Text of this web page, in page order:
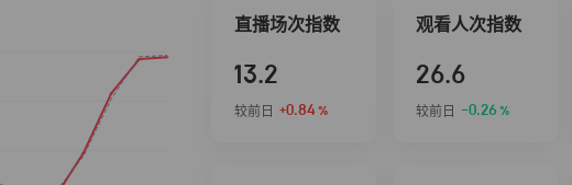
直播场次指数
13.2
较前日 +0.84%
观看人次指数
26.6
较前日 -0.26 %